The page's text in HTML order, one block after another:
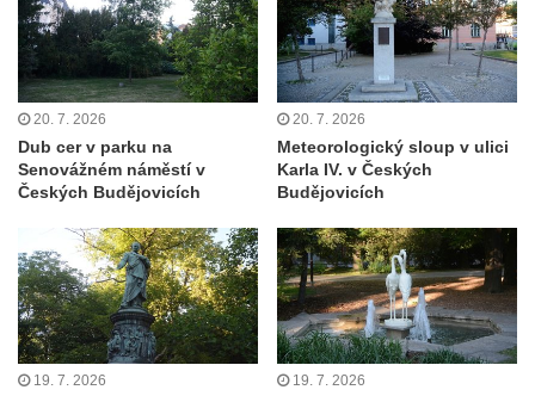
20. 7. 2026
Dub cer v parku na
Senovážném náměstí v
Českých Budějovicích
20. 7. 2026
Meteorologický sloup v ulici
Karla IV. v Českých
Budějovicích
19. 7. 2026 19. 7. 2026